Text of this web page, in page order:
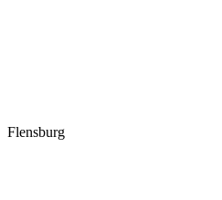
Flensburg